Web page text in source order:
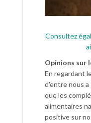
Consultez
Opinions sur
En regardant
d'entre nous
que les
alimentaires
positive sur